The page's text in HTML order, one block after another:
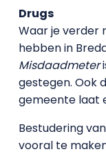
Drugs
Waar je verder
hebben in
Misdaadmeter
gestegen. Ook
gemeente laat
Bestudering
vooral te